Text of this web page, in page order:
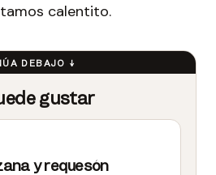
calentito.
y requesón